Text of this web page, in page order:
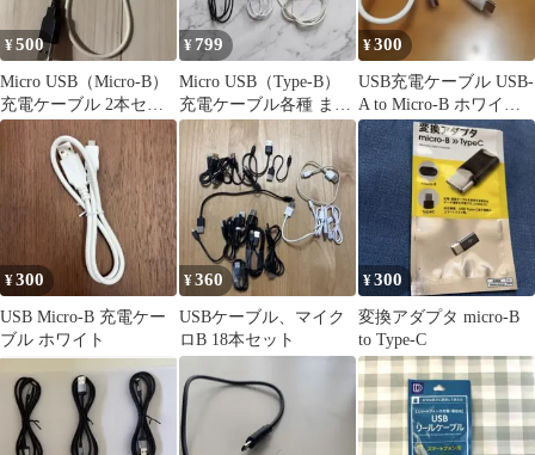
¥500
Micro USB（Micro-B）
充電ケーブル 2本セッ
ト ブラック・ホワイト
¥ 799
Micro USB（Type-B）
充電ケーブル各種 まと
め売り7本
¥300
USB充電ケーブル USB-
A to Micro-B ホワイト
ケーブル
¥300
USB Micro-B 充電ケー
ブル ホワイト
¥360
USBケーブル、マイク
ロB 18本セット
¥300
変換アダプタ micro-B
to Type-C